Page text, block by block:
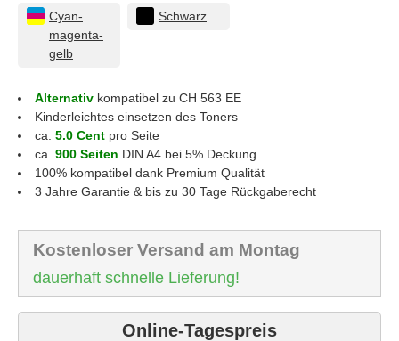
Cyan-
magenta-
gelb
Schwarz
Alternativ kompatibel zu CH 563 EE
Kinderleichtes einsetzen des Toners
ca. 5.0 Cent pro Seite
ca. 900 Seiten DIN A4 bei 5% Deckung
100% kompatibel dank Premium Qualität
3 Jahre Garantie & bis zu 30 Tage Rückgaberecht
Kostenloser Versand am Montag
dauerhaft schnelle Lieferung!
Online-Tagespreis